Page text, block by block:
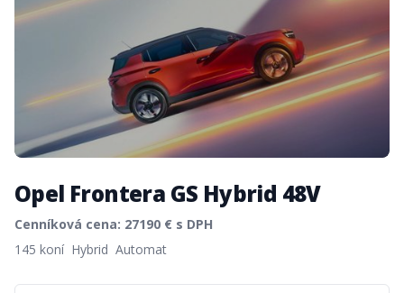
Opel Frontera GS Hybrid 48V
Cenníková cena: 27190 € s DPH
Product information
145 koní Hybrid Automat